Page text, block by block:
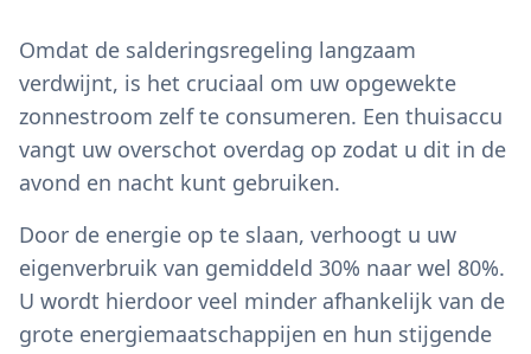
Omdat de salderingsregeling langzaam
verdwijnt, is het cruciaal om uw opgewekte
zonnestroom zelf te consumeren. Een thuisaccu
vangt uw overschot overdag op zodat u dit in de
avond en nacht kunt gebruiken.
Door de energie op te slaan, verhoogt u uw
eigenverbruik van gemiddeld 30% naar wel 80%.
U wordt hierdoor veel minder afhankelijk van de
grote energiemaatschappijen en hun stijgende